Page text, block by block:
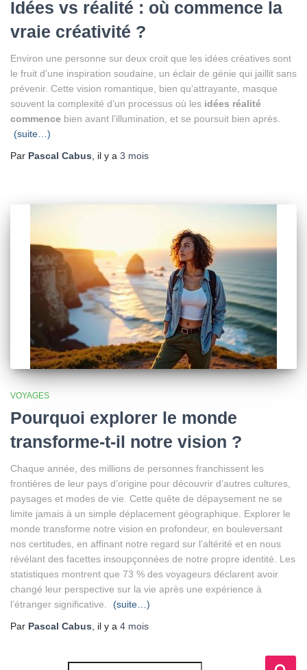
Idées vs réalité : où commence la
vraie créativité ?
Environ une personne sur deux croit que les idées créatives sont
le fruit d’une inspiration soudaine, un éclair de génie qui jaillit sans
prévenir. Cette vision romantique, bien qu’attrayante, masque
souvent la complexité d’un processus où les idées réalité
commence bien avant l’illumination, et se poursuit bien après.
(suite…)
Par Pascal Cabus , il y a 3 mois
VOYAGES
Pourquoi explorer le monde
transforme-t-il notre vision ?
Chaque année, des millions de personnes franchissent les
frontières de leur pays d’origine pour découvrir d’autres cultures,
paysages et modes de vie. Cette quête de dépaysement ne se
limite jamais à un simple déplacement géographique. Explorer le
monde transforme notre vision en profondeur, en bouleversant
nos certitudes, en affinant notre regard sur l’altérité et en nous
révélant des facettes insoupçonnées de notre propre identité. Les
statistiques montrent que 73 % des voyageurs déclarent avoir
changé leur perspective sur la vie après une expérience à
l’étranger significative.
(suite…)
Par Pascal Cabus , il y a 4 mois